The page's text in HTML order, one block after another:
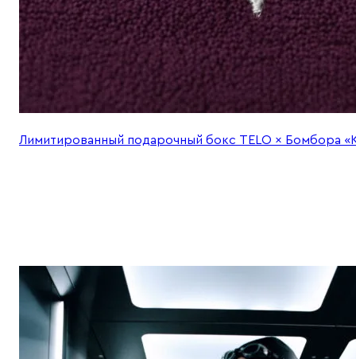
Лимитированный подарочный бокс TELO × Бомбора